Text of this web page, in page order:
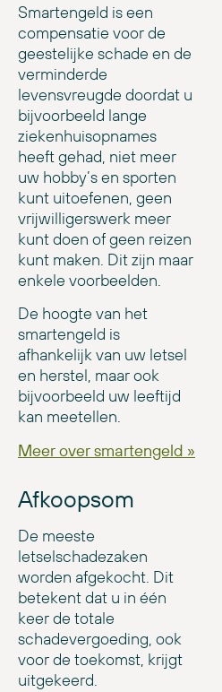
Smartengeld is een
compensatie voor de
geestelijke schade en de
verminderde
levensvreugde doordat u
bijvoorbeeld lange
ziekenhuisopnames
heeft gehad, niet meer
uw hobby’s en sporten
kunt uitoefenen, geen
vrijwilligerswerk meer
kunt doen of geen reizen
kunt maken. Dit zijn maar
enkele voorbeelden.
De hoogte van het
smartengeld is
afhankelijk van uw letsel
en herstel, maar ook
bijvoorbeeld uw leeftijd
kan meetellen.
Meer over smartengeld »
Afkoopsom
De meeste
letselschadezaken
worden afgekocht. Dit
betekent dat u in één
keer de totale
schadevergoeding, ook
voor de toekomst, krijgt
uitgekeerd.